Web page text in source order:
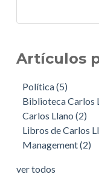
Artículos
Política(5)
Biblioteca Carlos
Carlos Llano(2)
Libros de Carlos
Management(2)
ver todos